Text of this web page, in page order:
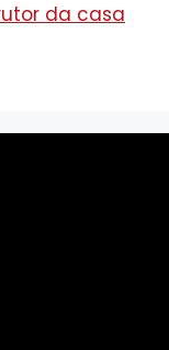
da casa